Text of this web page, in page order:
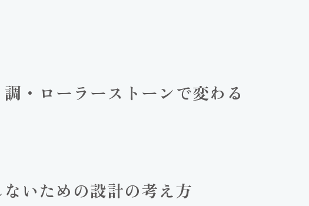
・ローラーストーンで変わる
いための設計の考え方